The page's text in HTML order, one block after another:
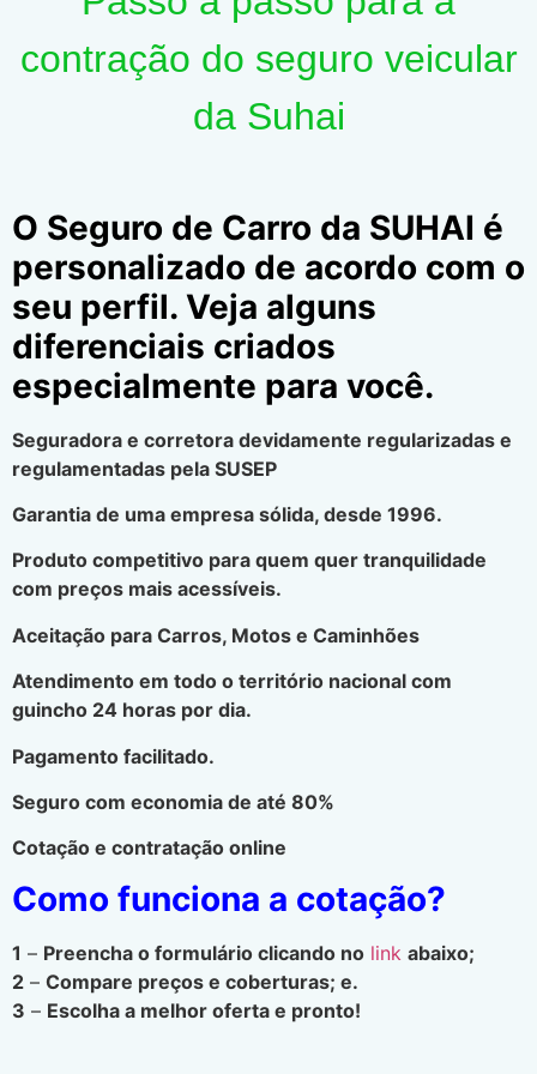
contração do seguro veicular
da Suhai
O Seguro de Carro da SUHAI é
personalizado de acordo com o
seu perfil. Veja alguns
diferenciais criados
especialmente para você.
Seguradora e corretora devidamente regularizadas e
regulamentadas pela SUSEP
Garantia de uma empresa sólida, desde 1996.
Produto competitivo para quem quer tranquilidade
com preços mais acessíveis.
Aceitação para Carros, Motos e Caminhões
Atendimento em todo o território nacional com
guincho 24 horas por dia.
Pagamento facilitado.
Seguro com economia de até 80%
Cotação e contratação online
Como funciona a cotação?
1 – Preencha o formulário clicando no link abaixo;
2 – Compare preços e coberturas; e.
3 – Escolha a melhor oferta e pronto!